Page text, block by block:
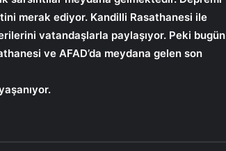
merak ediyor. Kandilli Rasathanesi ile
vatandaşlarla paylaşıyor. Peki bugün
ve AFAD’da meydana gelen son